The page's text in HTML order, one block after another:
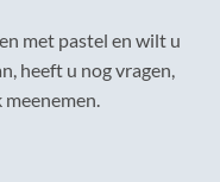
met pastel en wilt u
heeft u nog vragen,